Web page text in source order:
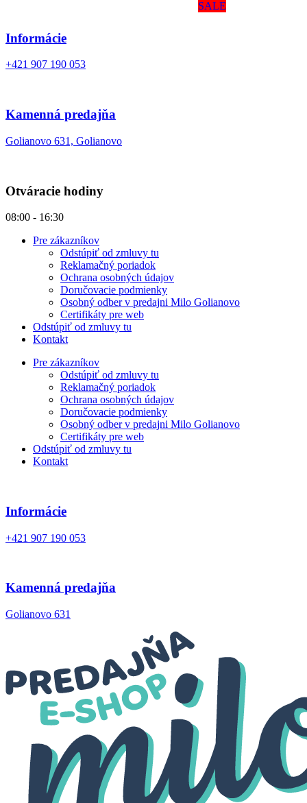
Informácie
+421 907 190 053
Kamenná predajňa
Golianovo 631, Golianovo
Otváracie hodiny
08:00 - 16:30
Pre zákazníkov
Odstúpiť od zmluvy tu
Reklamačný poriadok
Ochrana osobných údajov
Doručovacie podmienky
Osobný odber v predajni Milo Golianovo
Certifikáty pre web
Odstúpiť od zmluvy tu
Kontakt
Pre zákazníkov
Odstúpiť od zmluvy tu
Reklamačný poriadok
Ochrana osobných údajov
Doručovacie podmienky
Osobný odber v predajni Milo Golianovo
Certifikáty pre web
Odstúpiť od zmluvy tu
Kontakt
Informácie
+421 907 190 053
Kamenná predajňa
Golianovo 631
SALE